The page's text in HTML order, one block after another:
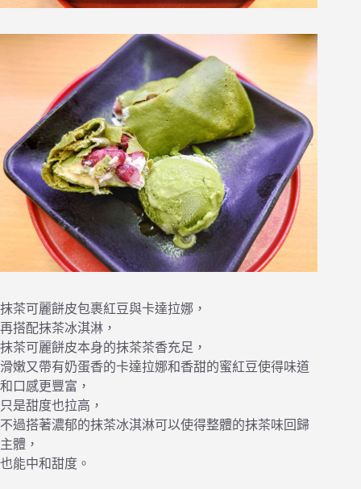
抹茶可麗餅皮包裹紅豆與卡達拉娜，
再搭配抹茶冰淇淋，
抹茶可麗餅皮本身的抹茶茶香充足，
滑嫩又帶有奶蛋香的卡達拉娜和香甜的蜜紅豆使得味道
和口感更豐富，
只是甜度也拉高，
不過搭著濃郁的抹茶冰淇淋可以使得整體的抹茶味回歸
主體，
也能中和甜度。